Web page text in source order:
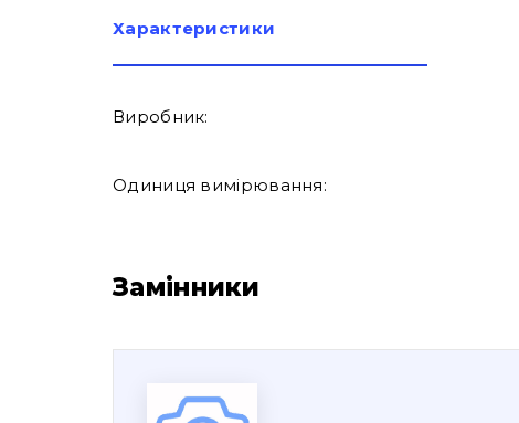
Характеристики
Виробник:
Одиниця вимірювання:
Замінники